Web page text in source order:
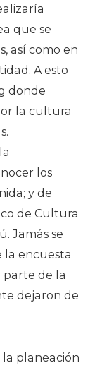
que se
así como en
A esto
donde
la cultura
los
y de
de Cultura
Jamás se
la encuesta
parte de la
dejaron de
la planeación